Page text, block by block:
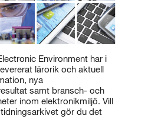
Environment har i
lärorik och aktuell
nya
samt bransch- och
inom elektronikmiljö. Vill
gör du det